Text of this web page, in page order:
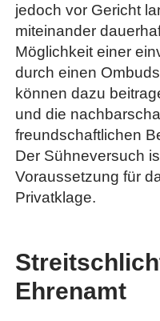
jedoch vor Gericht
miteinander
Möglichkeit einer
durch einen
können dazu
und die
freundschaftlichen
Der Sühneversuch
Voraussetzung für
Privatklage.
Ehrenamt